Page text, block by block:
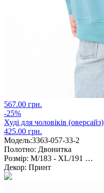
567.00 грн.
-25%
Худі для чоловіків (оверсайз)
425.00 грн.
Модель:3363-057-33-2
Полотно: Двонитка
Розмір: M/183 - XL/191 …
Декор: Принт